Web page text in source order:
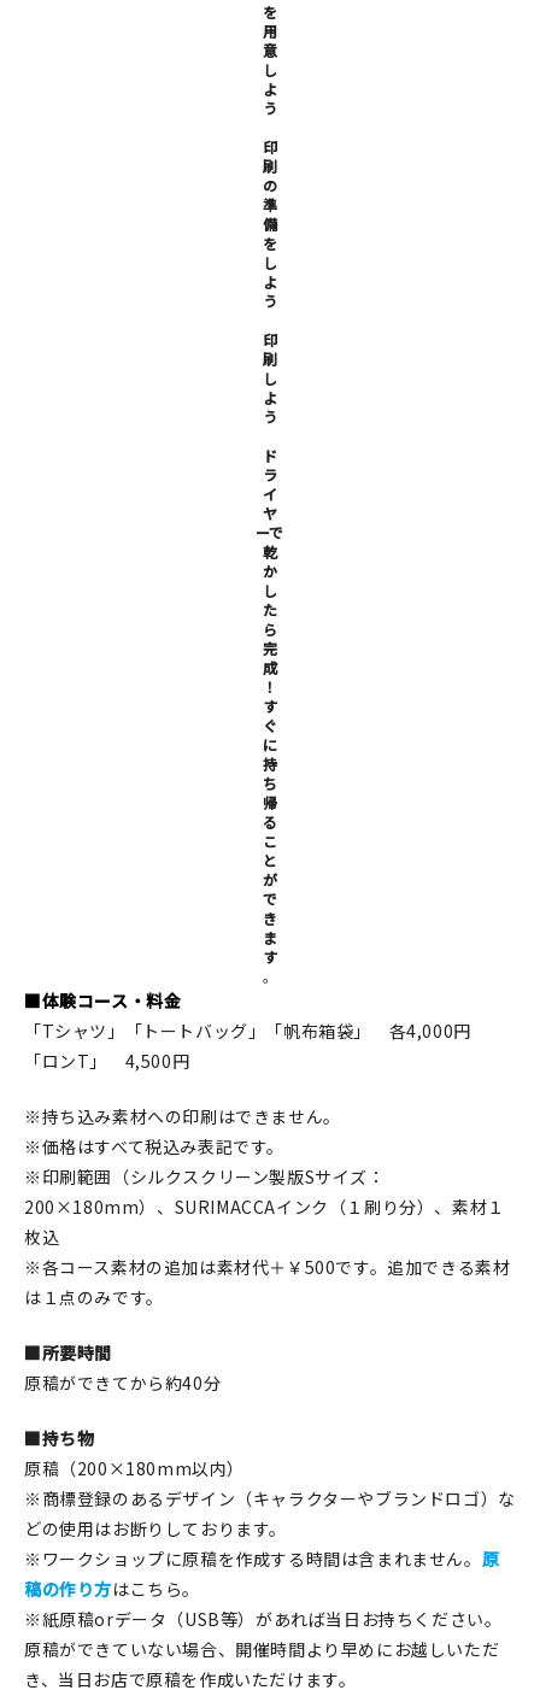
を
用
意
し
よ
う
印
刷
の
準
備
を
し
よ
う
印
刷
し
よ
う
ド
ラ
イ
ヤ
ーで
乾
か
し
た
ら
完
成
！
す
ぐ
に
持
ち
帰
る
こ
と
が
で
き
ま
す
。
■体験コース・料金
「Tシャツ」「トートバッグ」「帆布箱袋」 各4,000円
「ロンT」 4,500円
※持ち込み素材への印刷はできません。
※価格はすべて税込み表記です。
※印刷範囲（シルクスクリーン製版Sサイズ：
200×180mm）、SURIMACCAインク（１刷り分）、素材１
枚込
※各コース素材の追加は素材代＋￥500です。追加できる素材
は１点のみです。
■所要時間
原稿ができてから約40分
■持ち物
原稿（200×180mm以内）
※商標登録のあるデザイン（キャラクターやブランドロゴ）な
どの使用はお断りしております。
※ワークショップに原稿を作成する時間は含まれません。 原
稿の作り方はこちら。
※紙原稿orデータ（USB等）があれば当日お持ちください。
原稿ができていない場合、開催時間より早めにお越しいただ
き、当日お店で原稿を作成いただけます。